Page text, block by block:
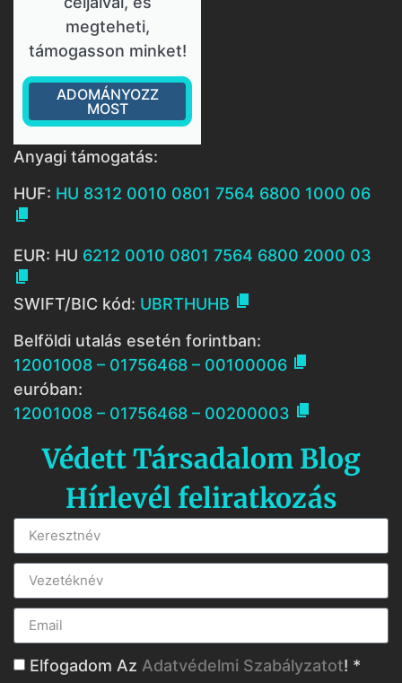
megteheti,
támogasson minket!
ADOMÁNYOZZ
MOST
Anyagi támogatás:
HUF: HU 8312 0010 0801 7564 6800 1000 06

EUR: HU 6212 0010 0801 7564 6800 2000 03

SWIFT/BIC kód: UBRTHUHB 
Belföldi utalás esetén forintban:
12001008 – 01756468 – 00100006 
euróban:
12001008 – 01756468 – 00200003 
Védett Társadalom Blog
Hírlevél feliratkozás
Elfogadom Az Adatvédelmi Szabályzatot! *